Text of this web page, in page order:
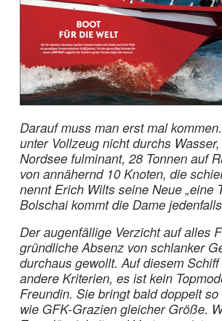
Darauf muss man erst mal
unter Vollzeug nicht durchs
Nordsee fulminant, 28 Tonnen auf
von annähernd 10 Knoten, die
nennt Erich Wilts seine Neue „eine
Bolschai kommt die Dame
Der augenfällige Verzicht auf alles
gründliche Absenz von schlanker
durchaus gewollt. Auf diesem
andere Kriterien, es ist kein
Freundin. Sie bringt bald doppelt
wie GFK-Grazien gleicher Größe.